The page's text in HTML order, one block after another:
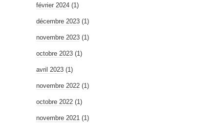
février 2024 (1)
décembre 2023 (1)
novembre 2023 (1)
octobre 2023 (1)
avril 2023 (1)
novembre 2022 (1)
octobre 2022 (1)
novembre 2021 (1)